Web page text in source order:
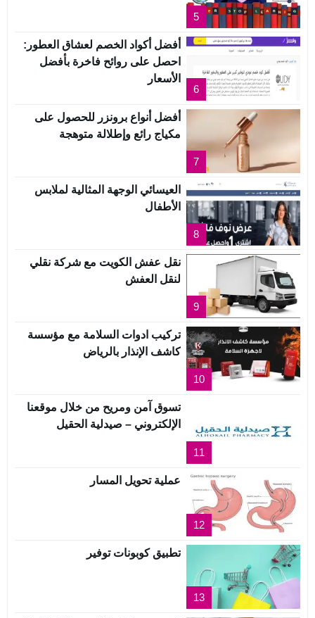
5
6
أفضل أكواد الخصم لعشاق العطور:
احصل على روائح فاخرة بأفضل
الأسعار
7
أفضل أنواع برونزر للحصول على
مكياج رائع وإطلالة متوهجة
8
العيسائي الوجهة المثالية لملابس
الأطفال
9
نقل عفش الكويت مع شركة نقلي
لنقل العفش
10
تركيب ادوات السلامة مع مؤسسة
كاشف الإنذار بالرياض
11
تسوق آمن ومريح من خلال موقعنا
الإلكتروني – صيدلية الحقيل
12
عملية تحويل المسار
13
تطبيق كوبونات توفير